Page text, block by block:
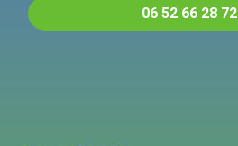
06 52 66 28 72